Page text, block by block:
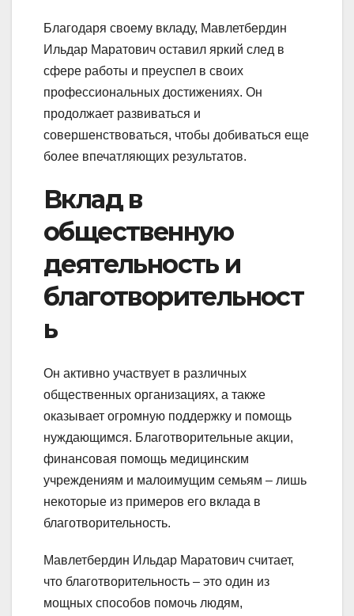
Благодаря своему вкладу, Мавлетбердин
Ильдар Маратович оставил яркий след в
сфере работы и преуспел в своих
профессиональных достижениях. Он
продолжает развиваться и
совершенствоваться, чтобы добиваться еще
более впечатляющих результатов.
Вклад в
общественную
деятельность и
благотворительност
ь
Он активно участвует в различных
общественных организациях, а также
оказывает огромную поддержку и помощь
нуждающимся. Благотворительные акции,
финансовая помощь медицинским
учреждениям и малоимущим семьям – лишь
некоторые из примеров его вклада в
благотворительность.
Мавлетбердин Ильдар Маратович считает,
что благотворительность – это один из
мощных способов помочь людям,